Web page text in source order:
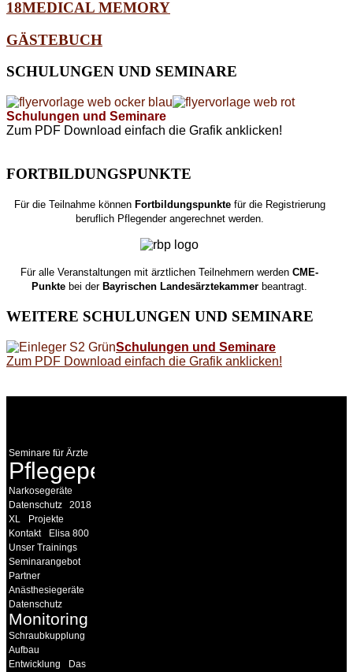
18MEDICAL MEMORY
GÄSTEBUCH
SCHULUNGEN UND SEMINARE
Schulungen und Seminare
Zum PDF Download einfach die Grafik anklicken!
FORTBILDUNGSPUNKTE
Für die Teilnahme könnenFortbildungspunktefür die Registrierung
beruflich Pflegender angerechnet werden.
Für alle Veranstaltungen mit ärztlichen Teilnehmern werdenCME-
Punkte bei derBayrischen Landesärztekammer beantragt.
WEITERE SCHULUNGEN UND SEMINARE
Schulungen und Seminare
Zum PDF Download einfach die Grafik anklicken!
Seminare für Ärzte
Pflegepersonal
Narkosegeräte
Datenschutz
2018
XL
Projekte
Kontakt
Elisa 800
Unser Trainings
Seminarangebot
Partner
Anästhesiegeräte
Datenschutz
Monitoring
Schraubkupplung
Aufbau
Entwicklung
Das